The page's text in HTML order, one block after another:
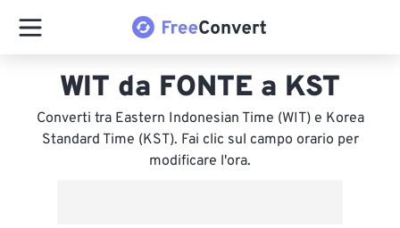
WIT da FONTE a KST
Converti tra Eastern Indonesian Time (WIT) e Korea
Standard Time (KST). Fai clic sul campo orario per
modificare l'ora.